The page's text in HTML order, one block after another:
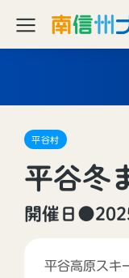
平谷村
平谷冬
開催日
平谷高原スキ